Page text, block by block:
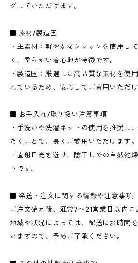
グしていただけます。
■ 素材/製造国
・主素材：軽やかなシフォンを使用し
く、柔らかい着心地が特徴です。
・製造国：厳選した高品質な素材を使
れているため、安心してご着用いただけ
■ お手入れ/取り扱い注意事項
・手洗いや洗濯ネットの使用を推奨し
だくことで、長くご愛用いただけます。
・直射日光を避け、陰干しでの自然乾
トです。
■ 発送・注文に関する情報や注意事項
ご注文確定後、通常7〜21営業日以内に
地域や状況によっては、配送にお時間
いますので、予めご了承ください。